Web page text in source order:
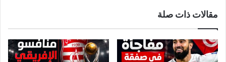
ا
ا
ل
ا
2
6
مقالات ذات صلة